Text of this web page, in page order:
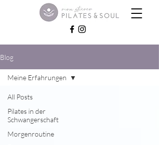
Blog
All Posts
Pilates in der
Schwangerschaft
Morgenroutine
Meine Erfahrungen